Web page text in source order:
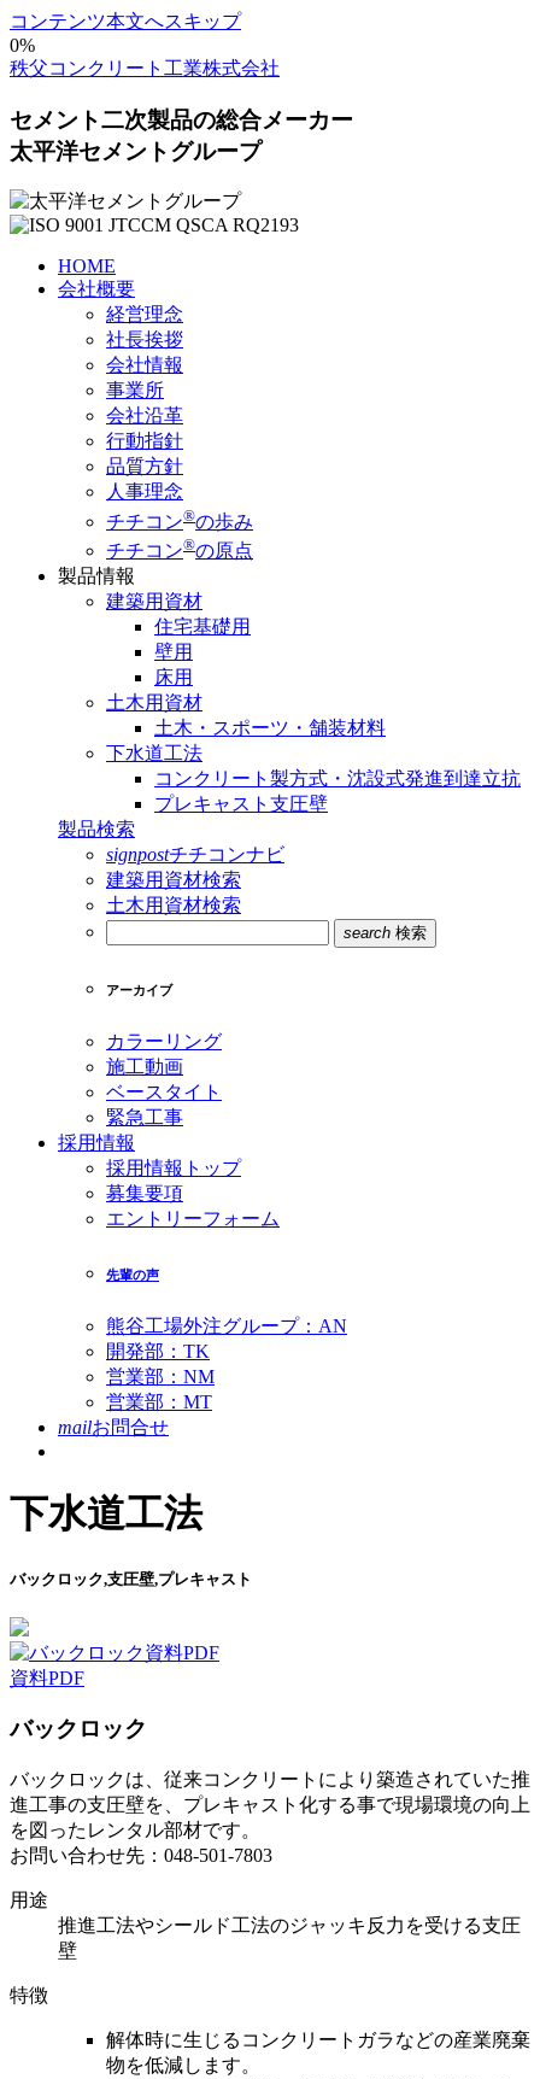
コンテンツ本文へスキップ
0%
秩父コンクリート工業株式会社
セメント二次製品の総合メーカー
太平洋セメントグループ
HOME
会社概要
経営理念
社長挨拶
会社情報
事業所
会社沿革
行動指針
品質方針
人事理念
チチコン®の歩み
チチコン®の原点
製品情報
建築用資材
住宅基礎用
壁用
床用
土木用資材
土木・スポーツ・舗装材料
下水道工法
コンクリート製方式・沈設式発進到達立抗
プレキャスト支圧壁
製品検索
signpostチチコンナビ
建築用資材検索
土木用資材検索
search 検索
アーカイブ
カラーリング
施工動画
ベースタイト
緊急工事
採用情報
採用情報トップ
募集要項
エントリーフォーム
先輩の声
熊谷工場外注グループ：AN
開発部：TK
営業部：NM
営業部：MT
mailお問合せ
下水道工法
バックロック,支圧壁,プレキャスト
資料PDF
バックロック
バックロックは、従来コンクリートにより築造されていた推
進工事の支圧壁を、プレキャスト化する事で現場環境の向上
を図ったレンタル部材です。
お問い合わせ先：048‐501‐7803
用途
推進工法やシールド工法のジャッキ反力を受ける支圧
壁
特徴
解体時に生じるコンクリートガラなどの産業廃棄
物を低減します。